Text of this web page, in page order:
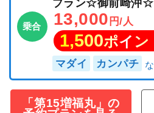
乗合
《近場》バーチカ
プラン☆御前崎沖☆
13,000円/人
1,500ポイン
マダイ カンパチ